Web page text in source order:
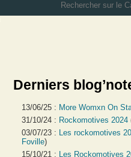
Derniers
13/06/25 : More Womxn On
31/10/24 : Rockomotives 2024
03/07/23 : Les rockomotives
Foville)
15/10/21 : Les Rockomotives